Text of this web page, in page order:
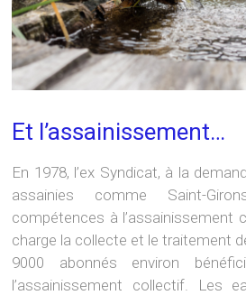
Et l’assainissement…
En 1978, l’ex Syndicat, à la
assainies comme Saint-
compétences à l’assainissement
charge la collecte et le traitement
9000 abonnés environ
l’assainissement collectif. Les